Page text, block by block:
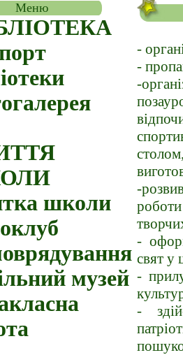
Меню
школи
музей
-
-
-
-
-
свят у
-
-